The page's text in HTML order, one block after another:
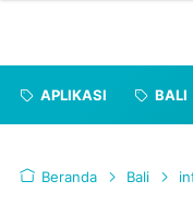
APLIKASI BALI
Beranda Bali